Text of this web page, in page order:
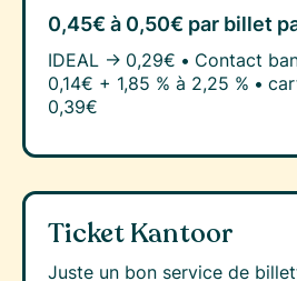
0,45€ à 0,50€ par billet
IDEAL → 0,29€ • Contact
0,14€ + 1,85 % à 2,25 % •
0,39€
Ticket Kantoor
Juste un bon service de